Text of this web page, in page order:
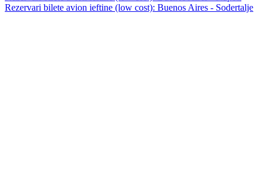
Rezervari bilete avion ieftine (low cost): Buenos Aires - Sodertalje